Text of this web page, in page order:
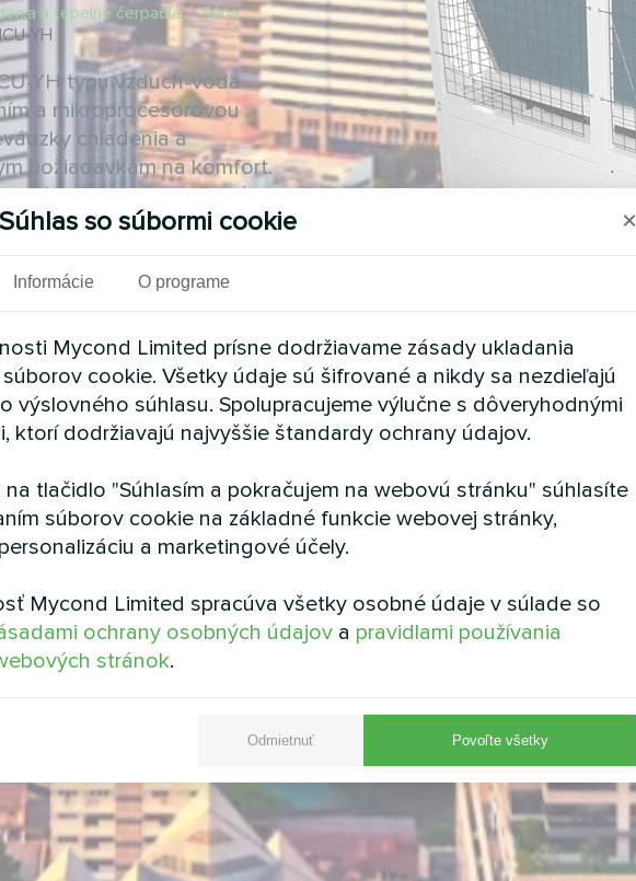
a tepelné čerpadlá / Séria
YH
YH typu vzduch-voda
a mikroprocesorovou
chladenia a
požiadavkám na komfort.
čerpadiel a získať
Súhlas so súbormi cookie ×
Informácie O programe
Mycond Limited prísne dodržiavame zásady ukladania
cookie. Všetky údaje sú šifrované a nikdy sa nezdieľajú
výslovného súhlasu. Spolupracujeme výlučne s dôveryhodnými
ktorí dodržiavajú najvyššie štandardy ochrany údajov.
na tlačidlo "Súhlasím a pokračujem na webovú stránku" súhlasíte
súborov cookie na základné funkcie webovej stránky,
a marketingové účely.
Mycond Limited spracúva všetky osobné údaje v súlade so
ochrany osobných údajov a pravidlami používania
stránok.
Odmietnuť Povoľte všetky